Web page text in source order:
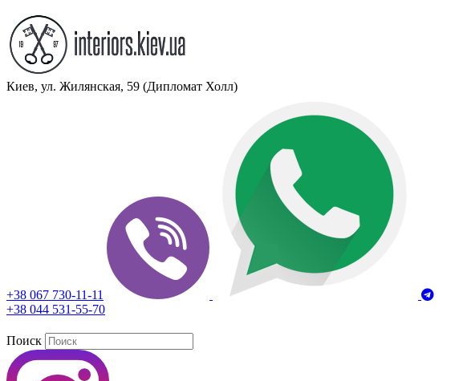
Киев, ул. Жилянская, 59 (Дипломат Холл)
+38 067 730-11-11
+38 044 531-55-70
Поиск